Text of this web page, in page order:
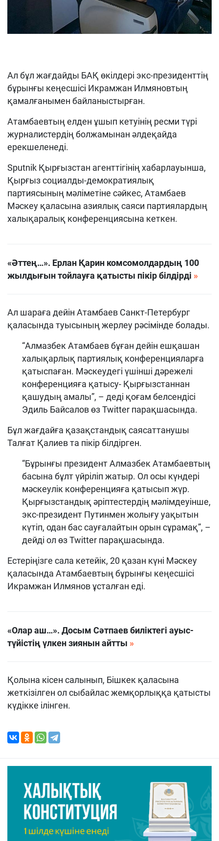
Ал бұл жағдайды БАҚ өкілдері экс-президенттің
бұрынғы кеңесшісі Икрамжан Илмяновтың
қамалғанымен байланыстырған.
Атамбаевтың елден ұшып кетуінің ресми түрі
журналистердің болжамынан әлдеқайда
ерекшеленеді.
Sputnik Қырғызстан агенттігінің хабарлауынша,
Қырғыз социалды-демократиялық
партиясының мәліметіне сәйкес, Атамбаев
Мәскеу қаласына азиялық саяси партиялардың
халықаралық конференциясына кеткен.
«Әттең…». Ерлан Қарин комсомолдардың 100
жылдығын тойлауға қатысты пікір білдірді
Ал шараға дейін Атамбаев Санкт-Петербург
қаласында туысының жерлеу рәсімінде болады.
“Алмазбек Атамбаев бұған дейін ешқашан
халықарлық партиялық конференцияларға
қатыспаған. Мәскеудегі үшінші дәрежелі
конференцияға қатысу- Қырғызстаннан
қашудың амалы”, – деді қоғам белсендісі
Эдиль Байсалов өз Twitter парақшасында.
Бұл жағдайға қазақстандық саясаттанушы
Талғат Қалиев та пікір білдірген.
“Бұрынғы президент Алмазбек Атамбаевтың
басына бұлт үйріліп жатыр. Ол осы күндері
мәскеулік конференцияға қатысып жүр.
Қырғызстандық әріптестердің мәлімдеуінше,
экс-президент Путинмен жолығу уақытын
күтіп, одан бас сауғалайтын орын сұрамақ”, –
дейді ол өз Twitter парақшасында.
Естеріңізге сала кетейік, 20 қазан күні Мәскеу
қаласында Атамбаевтың бұрынғы кеңесшісі
Икрамжан Илмянов ұсталған еді.
«Олар аш…». Досым Сәтпаев биліктегі ауыс-
түйістің үлкен зиянын айтты
Қолына кісен салынып, Бішкек қаласына
жеткізілген ол сыбайлас жемқорлыққа қатысты
күдікке ілінген.